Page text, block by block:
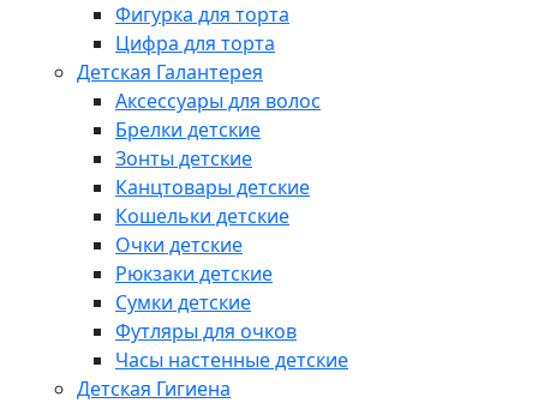
Фигурка для торта
Цифра для торта
Детская Галантерея
Аксессуары для волос
Брелки детские
Зонты детские
Канцтовары детские
Кошельки детские
Очки детские
Рюкзаки детские
Сумки детские
Футляры для очков
Часы настенные детские
Детская Гигиена